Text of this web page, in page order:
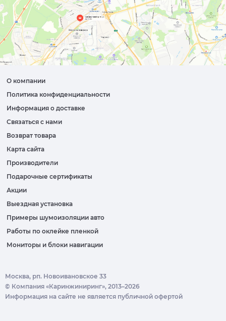
О компании
Политика конфиденциальности
Информация о доставке
Связаться с нами
Возврат товара
Карта сайта
Производители
Подарочные сертификаты
Акции
Выездная установка
Примеры шумоизоляции авто
Работы по оклейке пленкой
Мониторы и блоки навигации
© Компания «Каринжиниринг», 2013–2026
Москва, рп. Новоивановское 33
Информация на сайте не является публичной офертой